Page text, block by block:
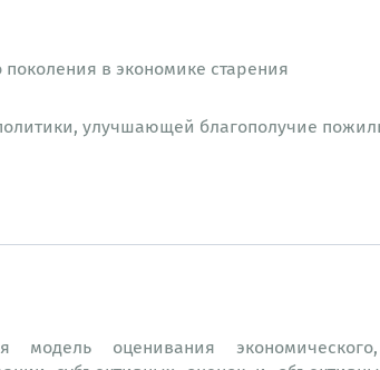
в экономике старения
улучшающей благополучие
модель оценивания